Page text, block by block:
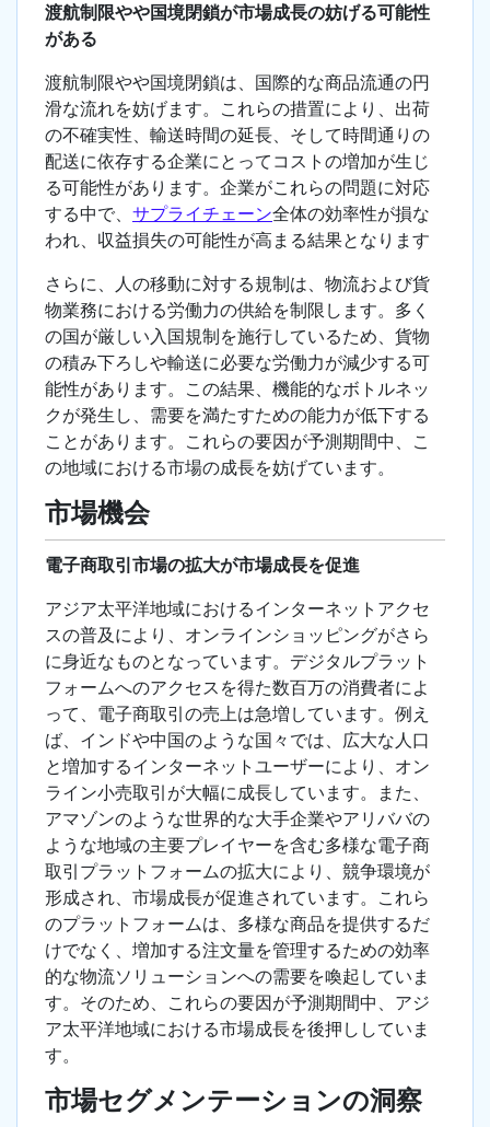
渡航制限やや国境閉鎖が市場成長の妨げる可能性
がある
渡航制限やや国境閉鎖は、国際的な商品流通の円
滑な流れを妨げます。これらの措置により、出荷
の不確実性、輸送時間の延長、そして時間通りの
配送に依存する企業にとってコストの増加が生じ
る可能性があります。企業がこれらの問題に対応
する中で、 サプライチェーン全体の効率性が損な
われ、収益損失の可能性が高まる結果となります
さらに、人の移動に対する規制は、物流および貨
物業務における労働力の供給を制限します。多く
の国が厳しい入国規制を施行しているため、貨物
の積み下ろしや輸送に必要な労働力が減少する可
能性があります。この結果、機能的なボトルネッ
クが発生し、需要を満たすための能力が低下する
ことがあります。これらの要因が予測期間中、こ
の地域における市場の成長を妨げています。
市場機会
電子商取引市場の拡大が市場成長を促進
アジア太平洋地域におけるインターネットアクセ
スの普及により、オンラインショッピングがさら
に身近なものとなっています。デジタルプラット
フォームへのアクセスを得た数百万の消費者によ
って、電子商取引の売上は急増しています。例え
ば、インドや中国のような国々では、広大な人口
と増加するインターネットユーザーにより、オン
ライン小売取引が大幅に成長しています。また、
アマゾンのような世界的な大手企業やアリババの
ような地域の主要プレイヤーを含む多様な電子商
取引プラットフォームの拡大により、競争環境が
形成され、市場成長が促進されています。これら
のプラットフォームは、多様な商品を提供するだ
けでなく、増加する注文量を管理するための効率
的な物流ソリューションへの需要を喚起していま
す。そのため、これらの要因が予測期間中、アジ
ア太平洋地域における市場成長を後押ししていま
す。
市場セグメンテーションの洞察